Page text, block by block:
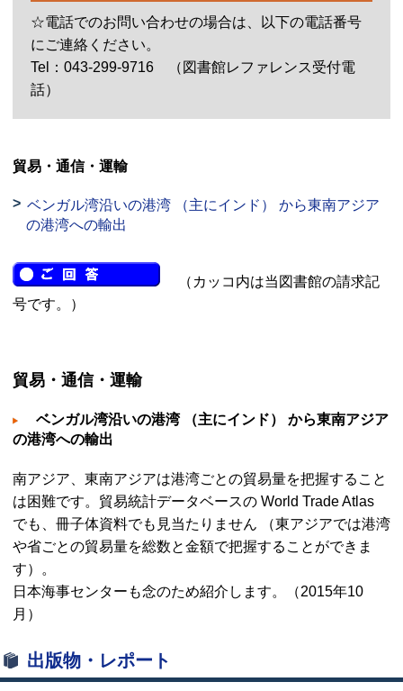
☆電話でのお問い合わせの場合は、以下の電話番号
にご連絡ください。
Tel：043-299-9716 （図書館レファレンス受付電
話）
貿易・通信・運輸
ベンガル湾沿いの港湾 （主にインド） から東南アジア
の港湾への輸出
（カッコ内は当図書館の請求記
号です。）
貿易・通信・運輸
ベンガル湾沿いの港湾 （主にインド） から東南アジア
の港湾への輸出
南アジア、東南アジアは港湾ごとの貿易量を把握すること
は困難です。貿易統計データベースの World Trade Atlas
でも、冊子体資料でも見当たりません （東アジアでは港湾
や省ごとの貿易量を総数と金額で把握することができま
す）。
日本海事センターも念のため紹介します。（2015年10
月）
出版物・レポート